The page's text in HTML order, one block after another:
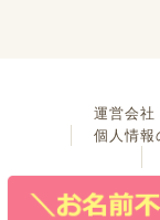
運営会社
個人情報